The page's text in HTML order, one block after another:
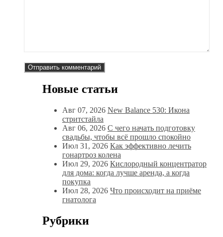
Новые статьи
Авг 07, 2026 New Balance 530: Икона
стритстайла
Авг 06, 2026 С чего начать подготовку
свадьбы, чтобы всё прошло спокойно
Июл 31, 2026 Как эффективно лечить
гонартроз колена
Июл 29, 2026 Кислородный концентратор
для дома: когда лучше аренда, а когда
покупка
Июл 28, 2026 Что происходит на приёме
гнатолога
Рубрики